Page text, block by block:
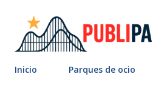
Inicio Parques de ocio